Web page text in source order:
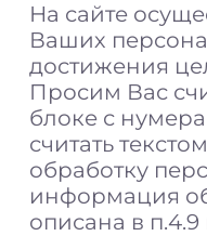
На сайте
Ваших
достижения
Просим Вас
блоке с
считать
обработку
информация
описана в п.4.9